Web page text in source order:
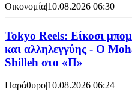
Οικονομία|10.08.2026 06:30
Tokyo Reels: Είκοσι
και αλληλεγγύης - Ο
Shilleh στο «Π»
Παράθυρο|10.08.2026 06:24